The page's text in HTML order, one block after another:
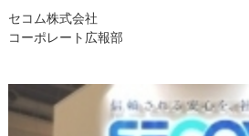
セコム株式会社
コーポレート広報部